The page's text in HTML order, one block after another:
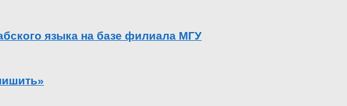
языка на базе филиала МГУ